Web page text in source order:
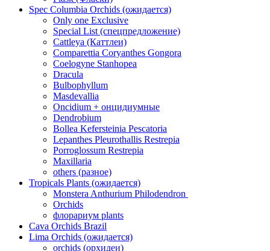
Spec Columbia Orchids (ожидается)
Only one Exclusive
Special List (спецпредложение)
Cattleya (Каттлеи)
Comparettia Coryanthes Gongora
Coelogyne Stanhopea
Dracula
Bulbophyllum
Masdevallia
Oncidium + онцидиумные
Dendrobium
Bollea Kefersteinia Pescatoria
Lepanthes Pleurothallis Restrepia
Porroglossum Restrepia
Maxillaria
others (разное)
Tropicals Plants (ожидается)
​​​​​​​Monstera Anthurium Philodendron
Orchids
флорариум plants
Cava Orchids Brazil
Lima Orchids (ожидается)
orchids (орхидеи)